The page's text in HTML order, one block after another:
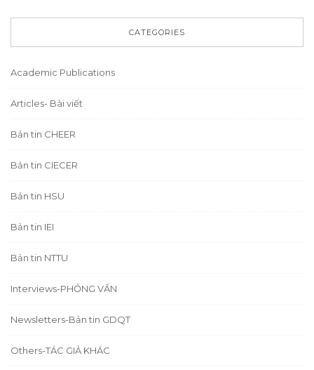
CATEGORIES
Academic Publications
Articles- Bài viết
Bản tin CHEER
Bản tin CIECER
Bản tin HSU
Bản tin IEI
Bản tin NTTU
Interviews-PHỎNG VẤN
Newsletters-Bản tin GDQT
Others-TÁC GIẢ KHÁC